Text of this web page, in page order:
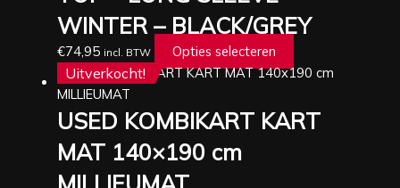
WINTER – BLACK/GREY
€74,95 incl. BTW Opties selecteren
Deze
kan
op
Uitverkocht!
USED KOMBIKART KART
MAT 140×190 cm